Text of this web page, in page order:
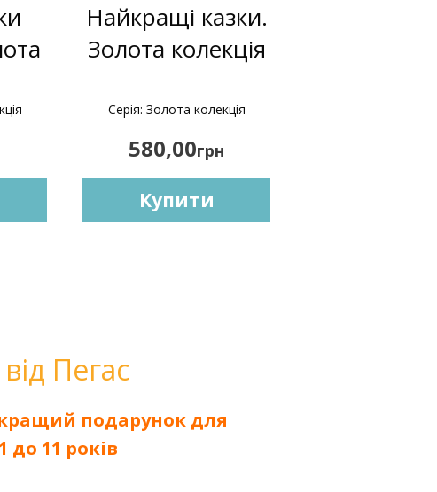
Найкращі казки.
Золота колекція
Серія: Золота колекція
580,00грн
Купити
Пегас
подарунок для
до 11 років